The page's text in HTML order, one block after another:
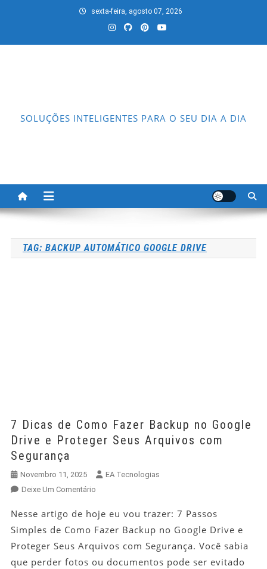
sexta-feira, agosto 07, 2026
SOLUÇÕES INTELIGENTES PARA O SEU DIA A DIA
TAG: BACKUP AUTOMÁTICO GOOGLE DRIVE
7 Dicas de Como Fazer Backup no Google
Drive e Proteger Seus Arquivos com
Segurança
Novembro 11, 2025
EA Tecnologias
Deixe Um ComentárioEm
Dicas
De
Como
Fazer
Nesse artigo de hoje eu vou trazer: 7 Passos
Simples de Como Fazer Backup no Google Drive e
Proteger Seus Arquivos com Segurança. Você sabia
que perder fotos ou documentos pode ser evitado